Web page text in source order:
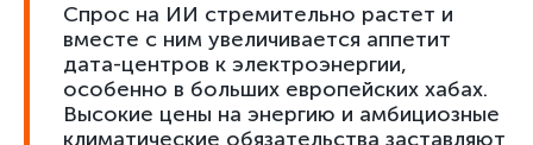
Спрос на ИИ стремительно растет и
вместе с ним увеличивается аппетит
дата-центров к электроэнергии,
особенно в больших европейских хабах.
Высокие цены на энергию и амбициозные
климатические обязательства заставляют